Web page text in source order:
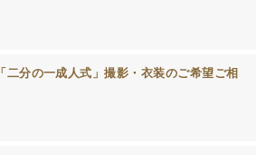
「二分の一成人式」撮影・衣装のご希望ご相